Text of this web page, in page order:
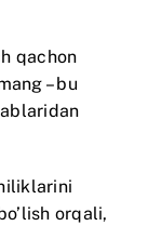
qachon
– bu
orqali,